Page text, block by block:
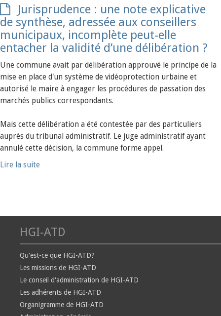
Jurisprudence : une note explicative
de synthèse, adressée aux conseillers
municipaux, incomplète peut-elle
entacher la validité d’une délibération ?
Une commune avait par délibération approuvé le principe de la
mise en place d'un système de vidéoprotection urbaine et
autorisé le maire à engager les procédures de passation des
marchés publics correspondants.
Mais cette délibération a été contestée par des particuliers
auprès du tribunal administratif. Le juge administratif ayant
annulé cette décision, la commune forme appel.
Lire la suite
HGI-ATD
Qu'est-ce que HGI-ATD?
Les missions de HGI-ATD
Le conseil d'administration de HGI-ATD
Les adhérents de HGI-ATD
Organigramme de HGI-ATD